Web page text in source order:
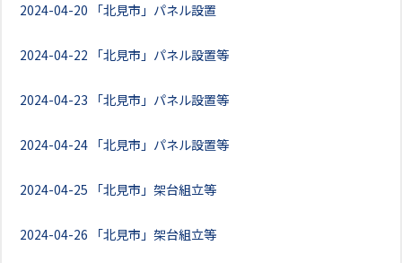
2024-04-20 「北見市」パネル設置
2024-04-22 「北見市」パネル設置等
2024-04-23 「北見市」パネル設置等
2024-04-24 「北見市」パネル設置等
2024-04-25 「北見市」架台組立等
2024-04-26 「北見市」架台組立等